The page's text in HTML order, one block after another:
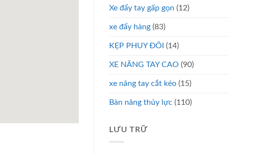
Xe đẩy tay gấp gọn (12)
xe đẩy hàng (83)
KẸP PHUY ĐÔI (14)
XE NÂNG TAY CAO (90)
xe nâng tay cắt kéo (15)
Bàn nâng thủy lực (110)
LƯU TRỮ